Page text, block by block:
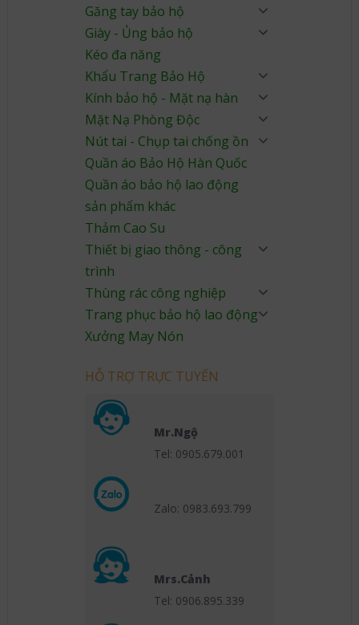
Găng tay bảo hộ
Giày - Ủng bảo hộ
Kéo đa năng
Khẩu Trang Bảo Hộ
Kính bảo hộ - Mặt nạ hàn
Mặt Nạ Phòng Độc
Nút tai - Chụp tai chống ồn
Quần áo Bảo Hộ Hàn Quốc
Quần áo bảo hộ lao động
sản phẩm khác
Thảm Cao Su
Thiết bị giao thông - công
trình
Thùng rác công nghiệp
Trang phục bảo hộ lao động
Xưởng May Nón
HỖ TRỢ TRỰC TUYẾN
Mr.Ngộ
Tel: 0905.679.001
Zalo: 0983.693.799
Mrs.Cảnh
Tel: 0906.895.339